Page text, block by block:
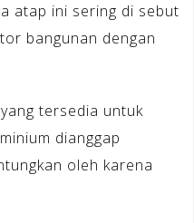
atap ini sering di sebut
bangunan dengan
tersedia untuk
dianggap
oleh karena